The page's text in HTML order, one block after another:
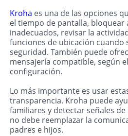
Kroha es una de las opciones
el tiempo de pantalla, bloquear
inadecuados, revisar la
funciones de ubicación cuando
seguridad. También puede
mensajería compatible, según
configuración.
Lo más importante es usar
transparencia. Kroha puede
familiares y detectar señales
no debe reemplazar la
padres e hijos.